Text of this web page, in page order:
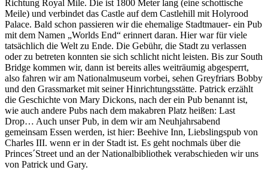
Richtung Royal Mile. Die ist 1800 Meter lang (eine schottische
Meile) und verbindet das Castle auf dem Castlehill mit Holyrood
Palace. Bald schon passieren wir die ehemalige Stadtmauer- ein Pub
mit dem Namen „Worlds End“ erinnert daran. Hier war für viele
tatsächlich die Welt zu Ende. Die Gebühr, die Stadt zu verlassen
oder zu betreten konnten sie sich schlicht nicht leisten. Bis zur South
Bridge kommen wir, dann ist bereits alles weiträumig abgesperrt,
also fahren wir am Nationalmuseum vorbei, sehen Greyfriars Bobby
und den Grassmarket mit seiner Hinrichtungsstätte. Patrick erzählt
die Geschichte von Mary Dickons, nach der ein Pub benannt ist,
wie auch andere Pubs nach dem makabren Platz heißen: Last
Drop… Auch unser Pub, in dem wir am Neuhjahrsabend
gemeinsam Essen werden, ist hier: Beehive Inn, Liebslingspub von
Charles III. wenn er in der Stadt ist. Es geht nochmals über die
Princes´Street und an der Nationalbibliothek verabschieden wir uns
von Patrick und Gary.